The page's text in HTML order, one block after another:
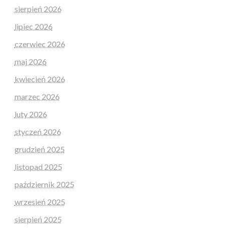
sierpień 2026
lipiec 2026
czerwiec 2026
maj 2026
kwiecień 2026
marzec 2026
luty 2026
styczeń 2026
grudzień 2025
listopad 2025
październik 2025
wrzesień 2025
sierpień 2025